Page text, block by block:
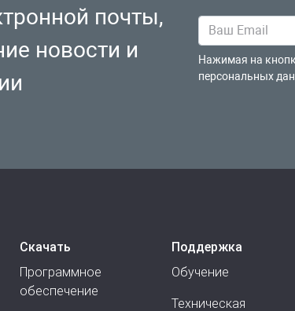
почты,
новости и
Нажимая на
персональных
Скачать
Программное
обеспечение
Поддержка
Обучение
Техническая